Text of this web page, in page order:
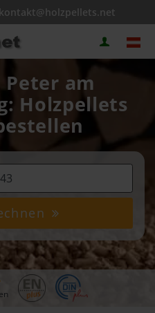
kontakt@holzpellets.net
Peter am
Holzpellets